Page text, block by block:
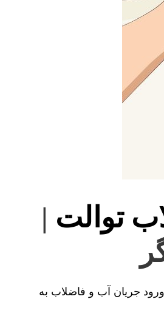
توالت |
ورود جریان آب و فاضلاب به